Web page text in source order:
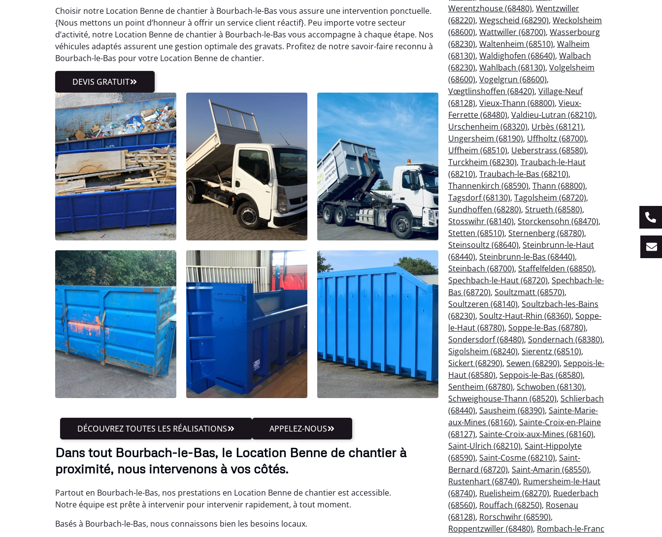
Choisir notre Location Benne de chantier à Bourbach-le-Bas vous assure une intervention ponctuelle.
{Nous mettons un point d’honneur à offrir un service client réactif}. Peu importe votre secteur
d’activité, notre Location Benne de chantier à Bourbach-le-Bas vous accompagne à chaque étape. Nos
véhicules adaptés assurent une gestion optimale des gravats. Profitez de notre savoir-faire reconnu à
Bourbach-le-Bas pour votre Location Benne de chantier.
DEVIS GRATUIT
DÉCOUVREZ TOUTES LES RÉALISATIONS APPELEZ-NOUS
Dans tout Bourbach-le-Bas, le Location Benne de chantier à
proximité, nous intervenons à vos côtés.
Partout en Bourbach-le-Bas, nos prestations en Location Benne de chantier est accessible.
Notre équipe est prête à intervenir pour intervenir rapidement, à tout moment.
Basés à Bourbach-le-Bas, nous connaissons bien les besoins locaux.
Werentzhouse (68480), Wentzwiller
(68220), Wegscheid (68290), Weckolsheim
(68600), Wattwiller (68700), Wasserbourg
(68230), Waltenheim (68510), Walheim
(68130), Waldighofen (68640), Walbach
(68230), Wahlbach (68130), Volgelsheim
(68600), Vogelgrun (68600),
Vœgtlinshoffen (68420), Village-Neuf
(68128), Vieux-Thann (68800), Vieux-
Ferrette (68480), Valdieu-Lutran (68210),
Urschenheim (68320), Urbès (68121),
Ungersheim (68190), Uffholtz (68700),
Uffheim (68510), Ueberstrass (68580),
Turckheim (68230), Traubach-le-Haut
(68210), Traubach-le-Bas (68210),
Thannenkirch (68590), Thann (68800),
Tagsdorf (68130), Tagolsheim (68720),
Sundhoffen (68280), Strueth (68580),
Stosswihr (68140), Storckensohn (68470),
Stetten (68510), Sternenberg (68780),
Steinsoultz (68640), Steinbrunn-le-Haut
(68440), Steinbrunn-le-Bas (68440),
Steinbach (68700), Staffelfelden (68850),
Spechbach-le-Haut (68720), Spechbach-le-
Bas (68720), Soultzmatt (68570),
Soultzeren (68140), Soultzbach-les-Bains
(68230), Soultz-Haut-Rhin (68360), Soppe-
le-Haut (68780), Soppe-le-Bas (68780),
Sondersdorf (68480), Sondernach (68380),
Sigolsheim (68240), Sierentz (68510),
Sickert (68290), Sewen (68290), Seppois-le-
Haut (68580), Seppois-le-Bas (68580),
Sentheim (68780), Schwoben (68130),
Schweighouse-Thann (68520), Schlierbach
(68440), Sausheim (68390), Sainte-Marie-
aux-Mines (68160), Sainte-Croix-en-Plaine
(68127), Sainte-Croix-aux-Mines (68160),
Saint-Ulrich (68210), Saint-Hippolyte
(68590), Saint-Cosme (68210), Saint-
Bernard (68720), Saint-Amarin (68550),
Rustenhart (68740), Rumersheim-le-Haut
(68740), Ruelisheim (68270), Ruederbach
(68560), Rouffach (68250), Rosenau
(68128), Rorschwihr (68590),
Roppentzwiller (68480), Rombach-le-Franc